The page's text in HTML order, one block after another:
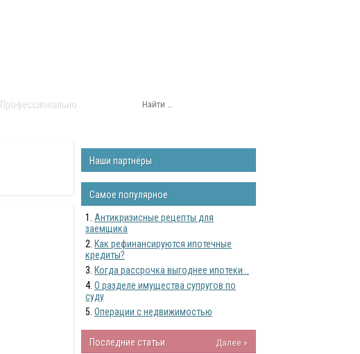
Профессионально
Наши партнёры
Самое популярное
Антикризисные рецепты для
заемщика
Как рефинансируются ипотечные
кредиты?
Когда рассрочка выгоднее ипотеки...
О разделе имущества супругов по
суду
Операции с недвижимостью
Последние статьи
Далее »